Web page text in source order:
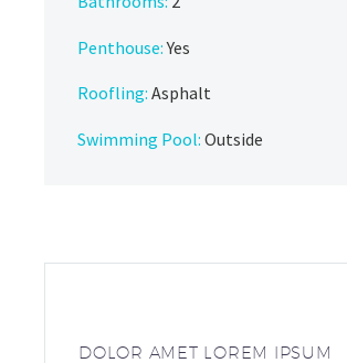
Penthouse:Yes
Roofling: Asphalt
Swimming Pool: Outside
DOLOR AMET LOREM IPSUM